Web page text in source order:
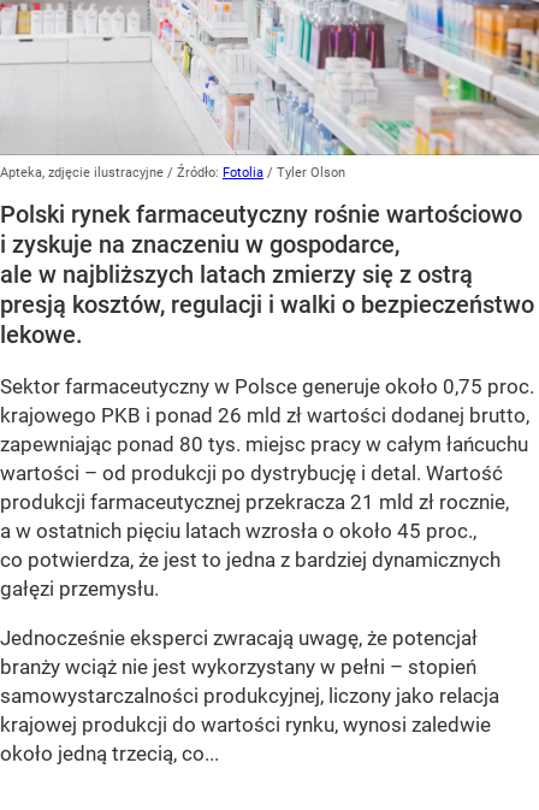
Apteka, zdjęcie ilustracyjne / Źródło: Fotolia / Tyler Olson
Polski rynek farmaceutyczny rośnie wartościowo
i zyskuje na znaczeniu w gospodarce,
ale w najbliższych latach zmierzy się z ostrą
presją kosztów, regulacji i walki o bezpieczeństwo
lekowe.
Sektor farmaceutyczny w Polsce generuje około 0,75 proc.
krajowego PKB i ponad 26 mld zł wartości dodanej brutto,
zapewniając ponad 80 tys. miejsc pracy w całym łańcuchu
wartości – od produkcji po dystrybucję i detal. Wartość
produkcji farmaceutycznej przekracza 21 mld zł rocznie,
a w ostatnich pięciu latach wzrosła o około 45 proc.,
co potwierdza, że jest to jedna z bardziej dynamicznych
gałęzi przemysłu.
Jednocześnie eksperci zwracają uwagę, że potencjał
branży wciąż nie jest wykorzystany w pełni – stopień
samowystarczalności produkcyjnej, liczony jako relacja
krajowej produkcji do wartości rynku, wynosi zaledwie
około jedną trzecią, co...